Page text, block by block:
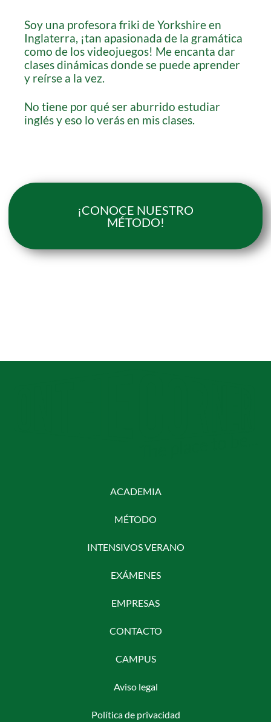
Soy una profesora friki de Yorkshire en
Inglaterra, ¡tan apasionada de la gramática
como de los videojuegos! Me encanta dar
clases dinámicas donde se puede aprender
y reírse a la vez.
No tiene por qué ser aburrido estudiar
inglés y eso lo verás en mis clases.
¡CONOCE NUESTRO
MÉTODO!
ACADEMIA
MÉTODO
INTENSIVOS VERANO
EXÁMENES
EMPRESAS
CONTACTO
CAMPUS
Aviso legal
Política de privacidad